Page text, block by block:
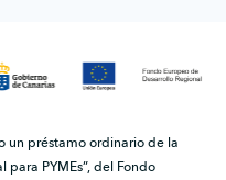
un préstamo ordinario de la
para PYMEs”, del Fondo